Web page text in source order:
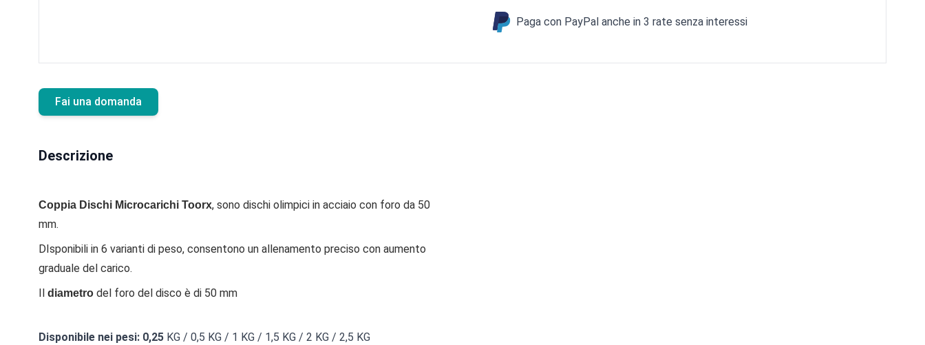
Paga con PayPal anche in 3 rate senza interessi
Fai una domanda
Descrizione
Coppia Dischi Microcarichi Toorx, sono dischi olimpici in acciaio con foro da 50
mm.
DIsponibili in 6 varianti di peso, consentono un allenamento preciso con aumento
graduale del carico.
Il diametro del foro del disco è di 50 mm
Disponibile nei pesi: 0,25 KG / 0,5 KG / 1 KG / 1,5 KG / 2 KG / 2,5 KG